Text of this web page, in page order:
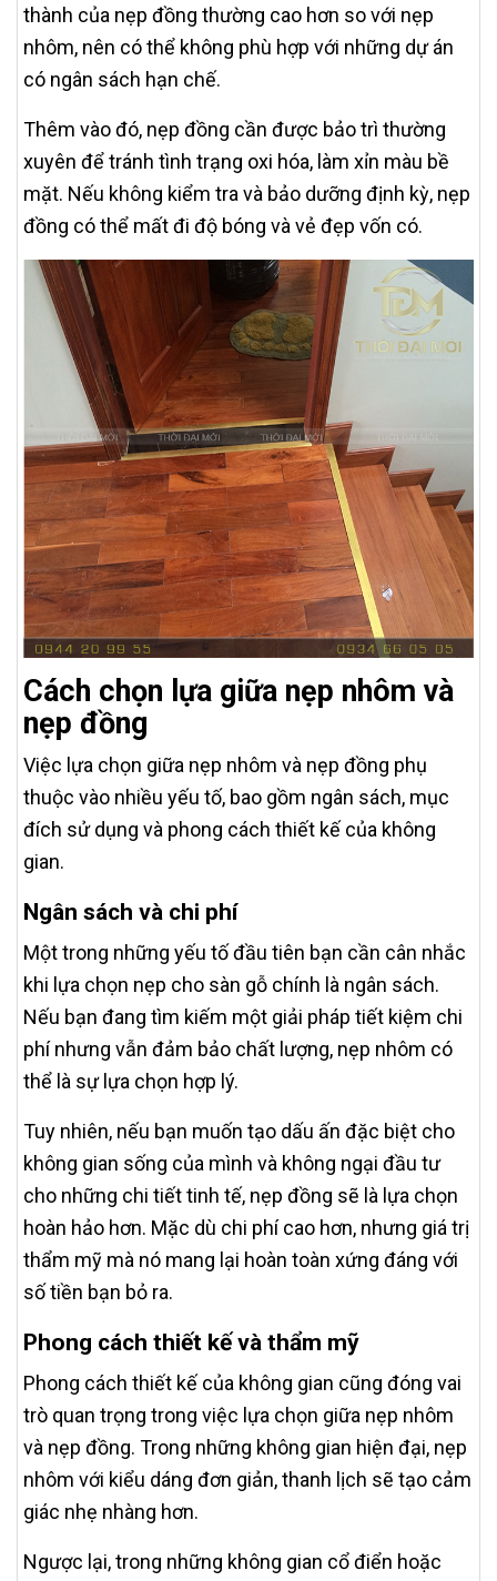
thành của nẹp đồng thường cao hơn so với nẹp
nhôm, nên có thể không phù hợp với những dự án
có ngân sách hạn chế.
Thêm vào đó, nẹp đồng cần được bảo trì thường
xuyên để tránh tình trạng oxi hóa, làm xỉn màu bề
mặt. Nếu không kiểm tra và bảo dưỡng định kỳ, nẹp
đồng có thể mất đi độ bóng và vẻ đẹp vốn có.
Cách chọn lựa giữa nẹp nhôm và
nẹp đồng
Việc lựa chọn giữa nẹp nhôm và nẹp đồng phụ
thuộc vào nhiều yếu tố, bao gồm ngân sách, mục
đích sử dụng và phong cách thiết kế của không
gian.
Ngân sách và chi phí
Một trong những yếu tố đầu tiên bạn cần cân nhắc
khi lựa chọn nẹp cho sàn gỗ chính là ngân sách.
Nếu bạn đang tìm kiếm một giải pháp tiết kiệm chi
phí nhưng vẫn đảm bảo chất lượng, nẹp nhôm có
thể là sự lựa chọn hợp lý.
Tuy nhiên, nếu bạn muốn tạo dấu ấn đặc biệt cho
không gian sống của mình và không ngại đầu tư
cho những chi tiết tinh tế, nẹp đồng sẽ là lựa chọn
hoàn hảo hơn. Mặc dù chi phí cao hơn, nhưng giá trị
thẩm mỹ mà nó mang lại hoàn toàn xứng đáng với
số tiền bạn bỏ ra.
Phong cách thiết kế và thẩm mỹ
Phong cách thiết kế của không gian cũng đóng vai
trò quan trọng trong việc lựa chọn giữa nẹp nhôm
và nẹp đồng. Trong những không gian hiện đại, nẹp
nhôm với kiểu dáng đơn giản, thanh lịch sẽ tạo cảm
giác nhẹ nhàng hơn.
Ngược lại, trong những không gian cổ điển hoặc